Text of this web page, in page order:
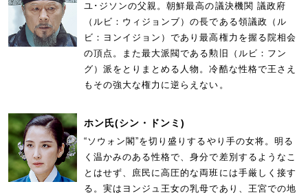
ユ･ジソンの父親。朝鮮最高の議決機関 議政府
（ルビ：ウィジョンブ）の長である領議政（ル
ビ：ヨンイジョン）であり最高権力を握る院相会
の頂点。また最大派閥である勲旧（ルビ：フン
グ）派をとりまとめる人物。冷酷な性格で王さえ
もその強大な権力に逆らえない。
ホン氏(シン・ドンミ)
“ソウォン閣”を切り盛りするやり手の女将。明る
く温かみのある性格で、身分で差別するようなこ
とはせず、庶民に高圧的な両班には手厳しく接す
る。実はヨンジュ王女の乳母であり、王宮での地